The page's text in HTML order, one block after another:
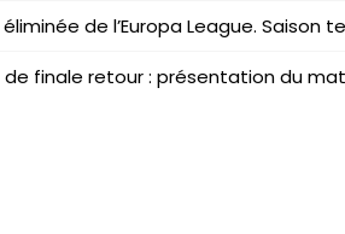
de l’Europa League. Saison
de finale retour : présentation du